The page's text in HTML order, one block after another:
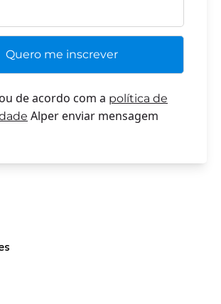
de acordo com a política de
Alper enviar mensagem